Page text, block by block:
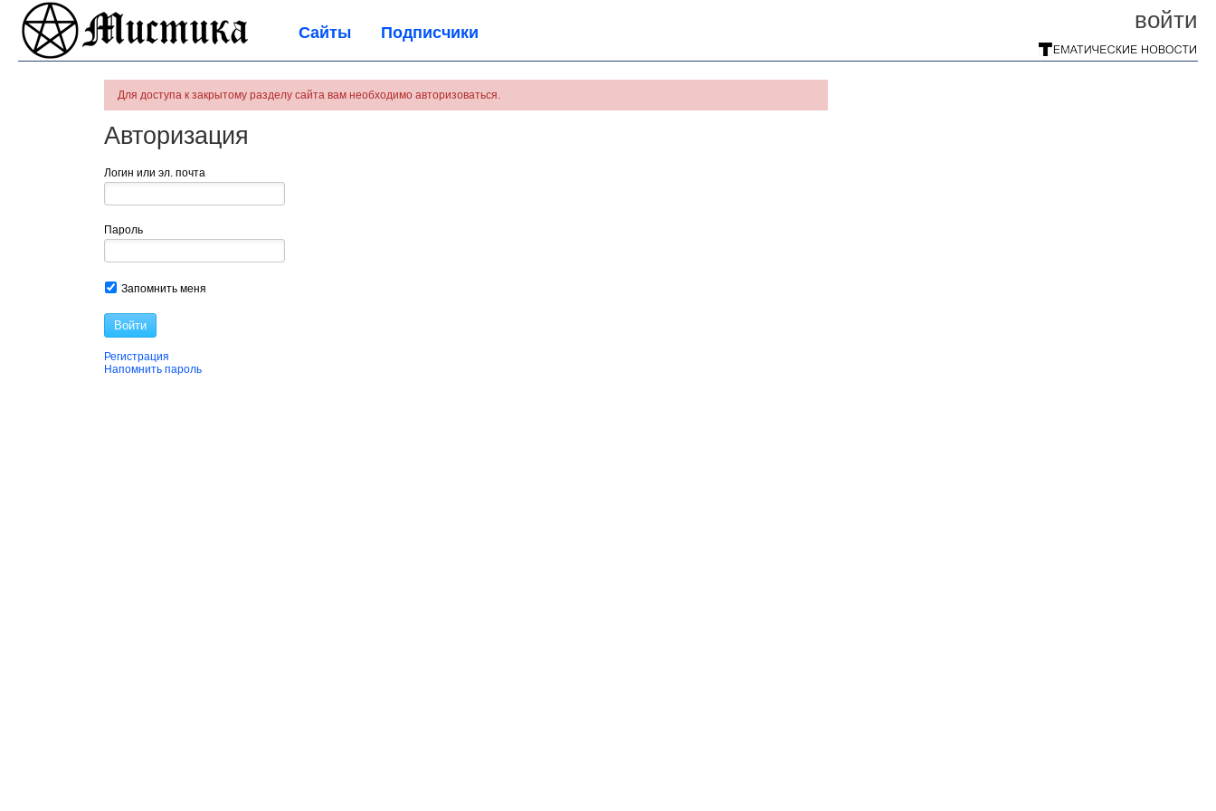
войти
Сайты Подписчики
Для доступа к закрытому разделу сайта вам необходимо авторизоваться.
Авторизация
Логин или эл. почта
Пароль
Запомнить меня
Войти
Регистрация
Напомнить пароль